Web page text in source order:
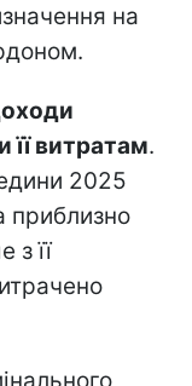
на
її витратам.
2025
приблизно
з її